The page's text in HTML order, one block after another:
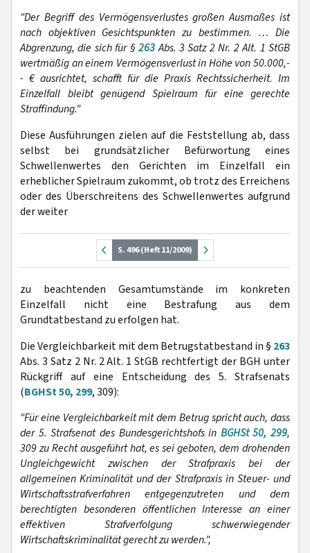
"Der Begriff des Vermögensverlustes großen Ausmaßes ist
nach objektiven Gesichtspunkten zu bestimmen. … Die
Abgrenzung, die sich für §263Abs. 3 Satz 2 Nr. 2 Alt. 1 StGB
wertmäßig an einem Vermögensverlust in Höhe von 50.000,-
- € ausrichtet, schafft für die Praxis Rechtssicherheit. Im
Einzelfall bleibt genügend Spielraum für eine gerechte
Straffindung."
Diese Ausführungen zielen auf die Feststellung ab, dass
selbst bei grundsätzlicher Befürwortung eines
Schwellenwertes den Gerichten im Einzelfall ein
erheblicher Spielraum zukommt, ob trotz des Erreichens
oder des Überschreitens des Schwellenwertes aufgrund
der weiter
S. 496 (Heft 11/2009)
zu beachtenden Gesamtumstände im konkreten
Einzelfall nicht eine Bestrafung aus dem
Grundtatbestand zu erfolgen hat.
Die Vergleichbarkeit mit dem Betrugstatbestand in § 263
Abs. 3 Satz 2 Nr. 2 Alt. 1 StGB rechtfertigt der BGH unter
Rückgriff auf eine Entscheidung des 5. Strafsenats
(BGHSt 50, 299, 309):
"Für eine Vergleichbarkeit mit dem Betrug spricht auch, dass
der 5. Strafsenat des Bundesgerichtshofs in BGHSt 50, 299,
309 zu Recht ausgeführt hat, es sei geboten, dem drohenden
Ungleichgewicht zwischen der Strafpraxis bei der
allgemeinen Kriminalität und der Strafpraxis in Steuer- und
Wirtschaftsstrafverfahren entgegenzutreten und dem
berechtigten besonderen öffentlichen Interesse an einer
effektiven Strafverfolgung schwerwiegender
Wirtschaftskriminalität gerecht zu werden.",